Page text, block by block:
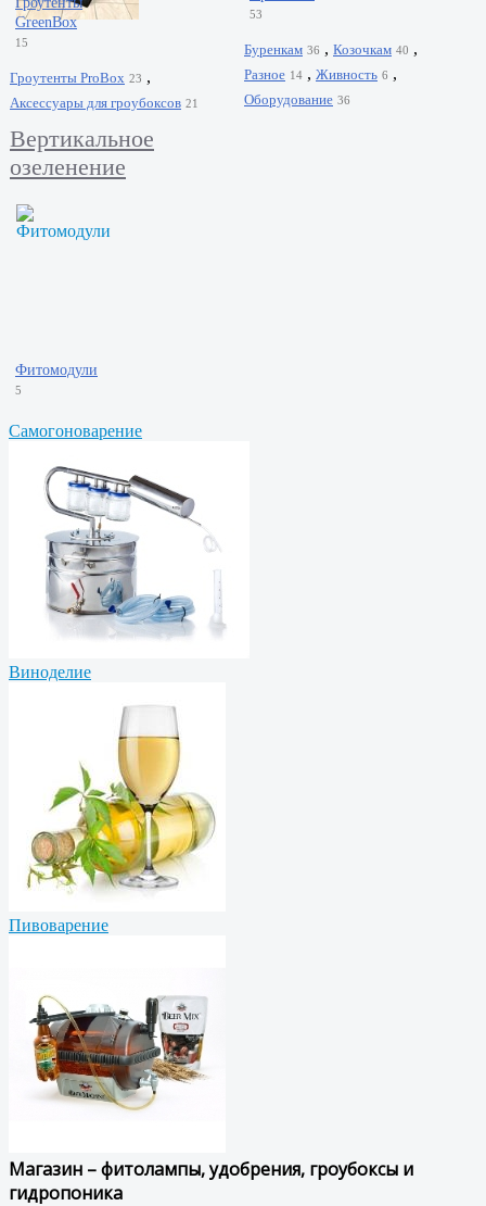
GreenBox
15
Гроутенты ProBox 23 ,
Аксессуары для гроубоксов 21
53
Буренкам 36 , Козочкам 40 ,
Разное 14 , Живность 6 ,
Оборудование 36
Вертикальное
озеленение
Фитомодули
5
Самогоноварение
Виноделие
Пивоварение
Магазин – фитолампы, удобрения, гроубоксы и
гидропоника